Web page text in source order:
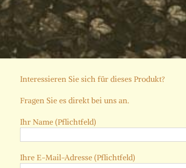
Interessieren Sie sich für dieses Produkt?
Fragen Sie es direkt bei uns an.
Ihr Name (Pflichtfeld)
Ihre E-Mail-Adresse (Pflichtfeld)